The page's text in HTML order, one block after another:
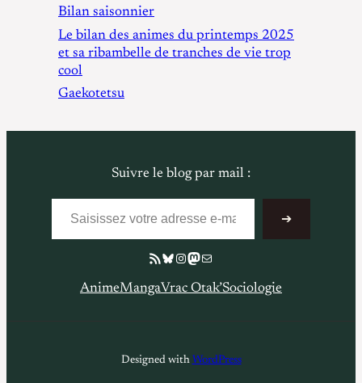
Bilan saisonnier
Le bilan des animes du printemps 2025
et sa ribambelle de tranches de vie trop
cool
Gaekotetsu
Suivre le blog par mail :
Saisissez votre adresse e-mail…
➔
Flux RSSBluesky
Instagram
Mastodon
E-mail
AnimeMangaVrac Otak’Sociologie
Designed with WordPress